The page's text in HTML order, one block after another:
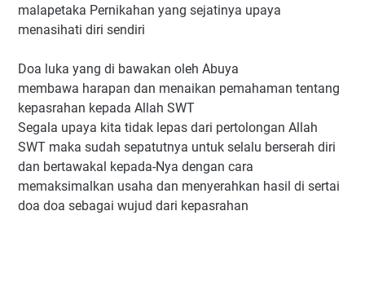
malapetaka Pernikahan yang sejatinya upaya
menasihati diri sendiri
Doa luka yang di bawakan oleh Abuya
membawa harapan dan menaikan pemahaman tentang
kepasrahan kepada Allah SWT
Segala upaya kita tidak lepas dari pertolongan Allah
SWT maka sudah sepatutnya untuk selalu berserah diri
dan bertawakal kepada-Nya dengan cara
memaksimalkan usaha dan menyerahkan hasil di sertai
doa doa sebagai wujud dari kepasrahan